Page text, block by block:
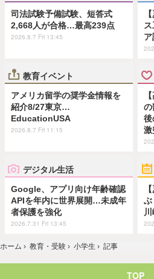
司法試験予備試験、短答式
2,668人が合格…最高239点
2026.8.7 Fri 13:45
教育イベント
アメリカ留学の奨学金情報を
紹介8/27東京…
EducationUSA
2026.8.7 Fri 11:15
の
後
激
デジタル生活
Google、アプリ向け年齢確認
APIを年内に世界展開…未成年
者保護を強化
2026.7.31 Fri 13:45
ホーム › 教育・受験 › 小学生 › 記事
TOP